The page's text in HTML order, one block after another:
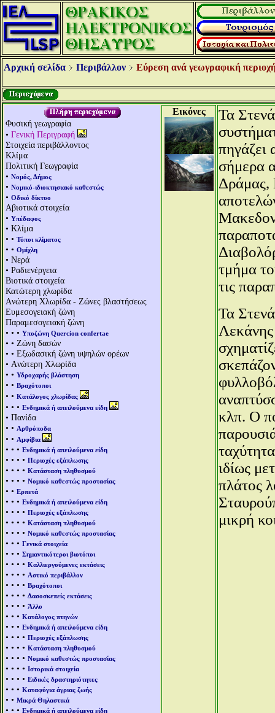
Αρχική σελίδα Περιβάλλον Εύρεση ανά γεωγραφική
Φυσική γεωγραφία
• Γενική Περιγραφή
Στοιχεία περιβάλλοντος
Κλίμα
Πολιτική Γεωγραφία
• Νομός, Δήμος
• Νομικό-ιδιοκτησιακό καθεστώς
• Οδικό δίκτυο
Αβιοτικά στοιχεία
• Υπέδαφος
• Κλίμα
• • Τύποι κλίματος
• • Ομίχλη
• Νερά
• Ραδιενέργεια
Βιοτικά στοιχεία
Κατώτερη χλωρίδα
Aνώτερη Χλωρίδα - Ζώνες βλαστήσεως
Ευμεσογειακή ζώνη
Παραμεσογειακή ζώνη
• • • Υποζώνη Quercion confertae
• • Ζώνη δασών
• • Εξωδασική ζώνη υψηλών ορέων
• Aνώτερη Χλωρίδα
• • Υδροχαρής βλάστηση
• • Βραχότοποι
• • Κατάλογος χλωρίδας
• • • Ενδημικά ή απειλούμενα είδη
• Πανίδα
• • Αρθρόποδα
• • Αμφίβια
• • • Ενδημικά ή απειλούμενα είδη
• • • • Περιοχές εξάπλωσης
• • • • Κατάσταση πληθυσμού
• • • • Νομικό καθεστώς προστασίας
• • Ερπετά
• • • Ενδημικά ή απειλούμενα είδη
• • • • Περιοχές εξάπλωσης
• • • • Κατάσταση πληθυσμού
• • • • Νομικό καθεστώς προστασίας
• • • Γενικά στοιχεία
• • • Σημαντικότεροι βιοτόποι
• • • • Καλλιεργούμενες εκτάσεις
• • • • Αστικό περιβάλλον
• • • • Βραχότοποι
• • • • Δασοσκεπείς εκτάσεις
• • • • Άλλο
• • • Κατάλογος πτηνών
• • • Ενδημικά ή απειλούμενα είδη
• • • • Περιοχές εξάπλωσης
• • • • Κατάσταση πληθυσμού
• • • • Νομικό καθεστώς προστασίας
• • • • Ιστορικά στοιχεία
• • • • Ειδικές δραστηριότητες
• • • Καταφύγια άγριας ζωής
• • Μικρά Θηλαστικά
• • • Ενδημικά ή απειλούμενα είδη
Εικόνες
Τα
πηγάζει
σήμερα
Δράμας,
τμήμα
τις
Τα
κλπ. Ο
ιδίως
πλάτος
μικρή